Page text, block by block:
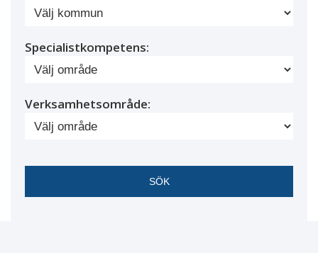
Specialistkompetens:
Verksamhetsområde: